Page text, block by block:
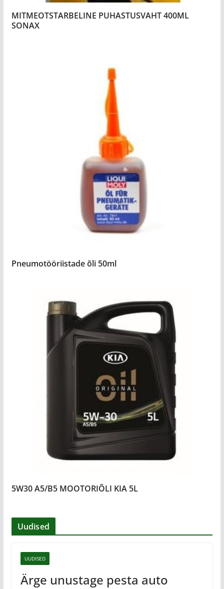
MITMEOTSTARBELINE PUHASTUSVAHT 400ML
SONAX
Pneumotööriistade õli 50ml
5W30 A5/B5 MOOTORIÕLI KIA 5L
Uudised
UUDISED
Ärge unustage pesta auto